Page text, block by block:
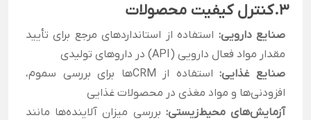
۳. کنترل کیفیت محصولات
صنایع دارویی: استفاده از استانداردهای مرجع برای تأیید
مقدار مواد فعال دارویی (API) در داروهای تولیدی
صنایع غذایی:
استفاده از CRM‌ها برای بررسی سموم،
افزودنی‌ها و مواد مغذی در محصولات غذایی
آزمایش‌های محیط‌زیستی: بررسی میزان آلاینده‌ها مانند